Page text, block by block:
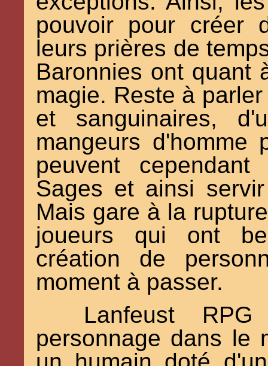
pouvoir pour créer
leurs prières de
Baronnies ont quant
magie. Reste à
et sanguinaires,
mangeurs d'homme
peuvent
Sages et ainsi
Mais gare à la
joueurs qui ont
création de
moment à passer.
Lanfeust
personnage dans le